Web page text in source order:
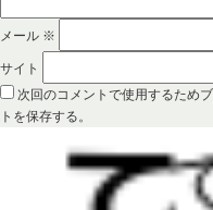
メール ※
サイト
次回のコメントで使用するため
トを保存する。